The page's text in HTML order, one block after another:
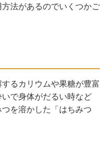
法があるのでいくつかご
るカリウムや果糖が豊富
で身体がだるい時など
を溶かした「はちみつ